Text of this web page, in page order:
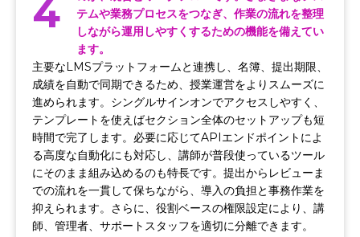
4
テムや業務プロセスをつなぎ、作業の流れを整理
しながら運用しやすくするための機能を備えてい
ます。
主要なLMSプラットフォームと連携し、名簿、提出期限、
成績を自動で同期できるため、授業運営をよりスムーズに
進められます。シングルサインオンでアクセスしやすく、
テンプレートを使えばセクション全体のセットアップも短
時間で完了します。必要に応じてAPIエンドポイントによ
る高度な自動化にも対応し、講師が普段使っているツール
にそのまま組み込めるのも特長です。提出からレビューま
での流れを一貫して保ちながら、導入の負担と事務作業を
抑えられます。さらに、役割ベースの権限設定により、講
師、管理者、サポートスタッフを適切に分離できます。